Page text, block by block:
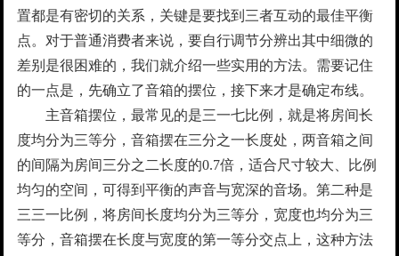
置都是有密切的关系，关键是要找到三者互动的最佳平衡
点。对于普通消费者来说，要自行调节分辨出其中细微的
差别是很困难的，我们就介绍一些实用的方法。需要记住
的一点是，先确立了音箱的摆位，接下来才是确定布线。
主音箱摆位，最常见的是三一七比例，就是将房间长
度均分为三等分，音箱摆在三分之一长度处，两音箱之间
的间隔为房间三分之二长度的0.7倍，适合尺寸较大、比例
均匀的空间，可得到平衡的声音与宽深的音场。第二种是
三三一比例，将房间长度均分为三等分，宽度也均分为三
等分，音箱摆在长度与宽度的第一等分交点上，这种方法